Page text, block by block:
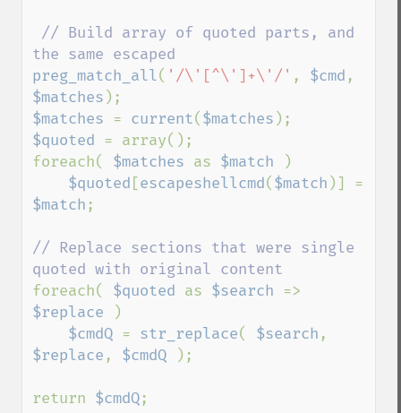
// Build array of quoted parts, and
preg_match_all( '/\'[^\']+\'/' , $cmd
$matches
$matches = current( $matches
$quoted = array();
foreach( $matches as $match
)
$quoted [escapeshellcmd( $match
$match ;
// Replace sections that were single
foreach( $quoted as $search
$replace
)
$cmdQ = str_replace( $search
$replace , $cmdQ );
return $cmdQ;